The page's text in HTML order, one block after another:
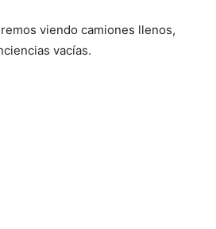
viendo camiones llenos,
vacías.